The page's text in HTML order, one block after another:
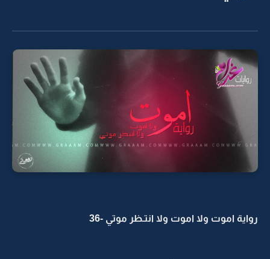
رواية اموت ولا اموت ولا انتـظر موتي -36